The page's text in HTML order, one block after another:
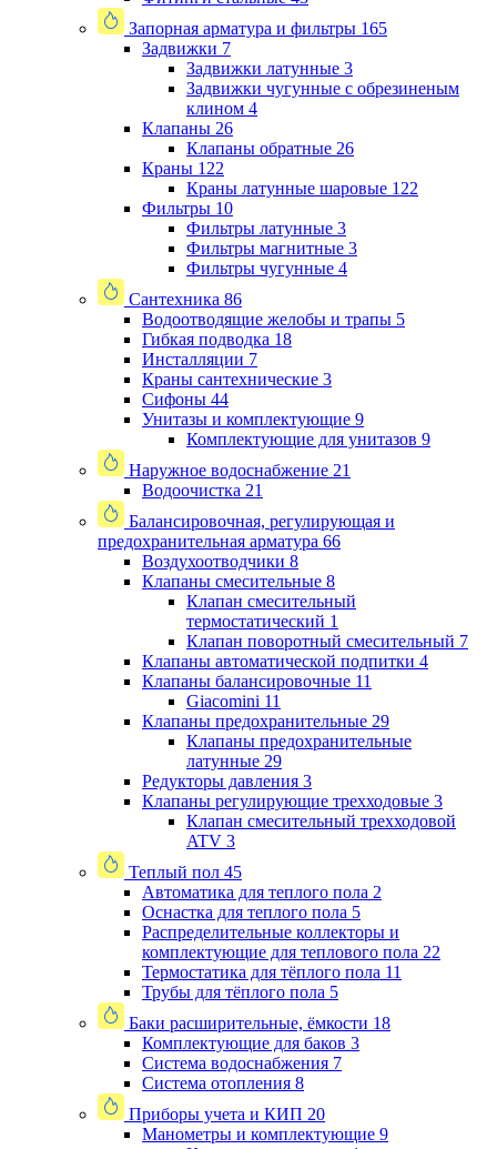
Запорная арматура и фильтры 165
Задвижки 7
Задвижки латунные 3
Задвижки чугунные с обрезиненым
клином 4
Клапаны 26
Клапаны обратные 26
Краны 122
Краны латунные шаровые 122
Фильтры 10
Фильтры латунные 3
Фильтры магнитные 3
Фильтры чугунные 4
Сантехника 86
Водоотводящие желобы и трапы 5
Гибкая подводка 18
Инсталляции 7
Краны сантехнические 3
Сифоны 44
Унитазы и комплектующие 9
Комплектующие для унитазов 9
Наружное водоснабжение 21
Водоочистка 21
Балансировочная, регулирующая и
предохранительная арматура 66
Воздухоотводчики 8
Клапаны cмесительные 8
Клапан cмесительный
термостатический 1
Клапан поворотный cмесительный 7
Клапаны автоматической подпитки 4
Клапаны балансировочные 11
Giacomini 11
Клапаны предохранительные 29
Клапаны предохранительные
латунные 29
Редукторы давления 3
Клапаны регулирующие трехходовые 3
Клапан смесительный трехходовой
ATV 3
Теплый пол 45
Автоматика для теплого пола 2
Оснастка для теплого пола 5
Распределительные коллекторы и
комплектующие для теплового пола 22
Термостатика для тёплого пола 11
Трубы для тёплого пола 5
Баки расширительные, ёмкости 18
Комплектующие для баков 3
Система водоснабжения 7
Система отопления 8
Приборы учета и КИП 20
Манометры и комплектующие 9